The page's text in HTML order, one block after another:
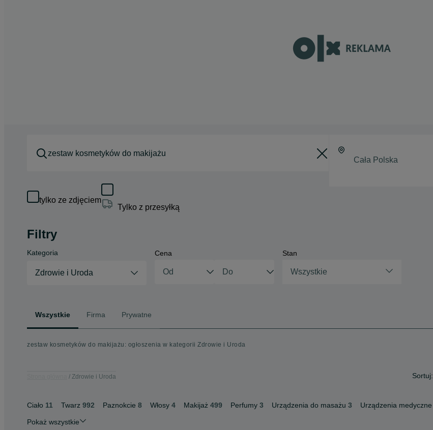
tylko ze zdjęciem
Tylko z przesyłką
Filtry
Kategoria
Zdrowie i Uroda
Cena Stan
Wszystkie
Wszystkie Firma Prywatne
zestaw kosmetyków do makijażu: ogłoszenia w kategorii Zdrowie i Uroda
Zdrowie i Uroda Sortuj:
Ciało 11 Twarz 992 Paznokcie 8 Włosy 4 Makijaż 499 Perfumy 3 Urządzenia do masażu 3 Urządzenia medyczne
Pokaż wszystkie